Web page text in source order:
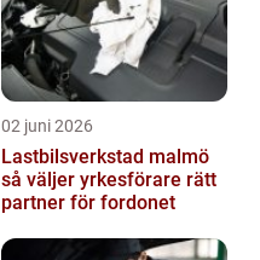
02 juni 2026
Lastbilsverkstad malmö
så väljer yrkesförare rätt
partner för fordonet